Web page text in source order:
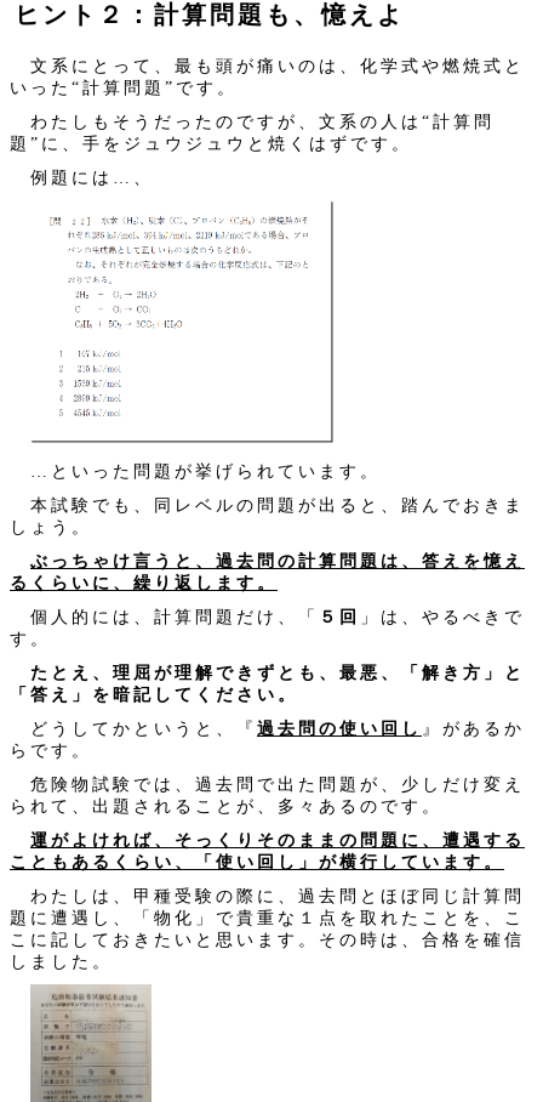
ヒント２：計算問題も、憶えよ
文系にとって、最も頭が痛いのは、化学式や燃焼式と
いった“計算問題”です。
わたしもそうだったのですが、文系の人は“計算問
題”に、手をジュウジュウと焼くはずです。
例題には…、
…といった問題が挙げられています。
本試験でも、同レベルの問題が出ると、踏んでおきま
しょう。
ぶっちゃけ言うと、過去問の計算問題は、答えを憶え
るくらいに、繰り返します。
個人的には、計算問題だけ、「 ５回
」は、やるべきで
す。
たとえ、理屈が理解できずとも、最悪、「解き方」と
「答え」を暗記してください。
どうしてかというと、『 過去問の使い回し 』があるか
らです。
危険物試験では、過去問で出た問題が、少しだけ変え
られて、出題されることが、多々あるのです。
運がよければ、そっくりそのままの問題に、遭遇する
こともあるくらい、「使い回し」が横行しています。
わたしは、甲種受験の際に、過去問とほぼ同じ計算問
題に遭遇し、「物化」で貴重な１点を取れたことを、こ
こに記しておきたいと思います。その時は、合格を確信
しました。